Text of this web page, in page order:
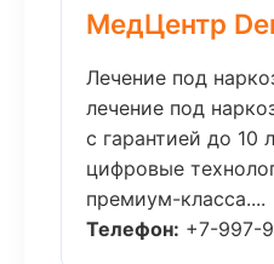
МедЦентр
Лечение под
лечение под
с гарантией до 10
цифровые
премиум-класса....
Телефон: +7-997-